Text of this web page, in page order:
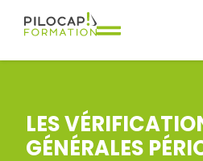
LES
GÉNÉRALES